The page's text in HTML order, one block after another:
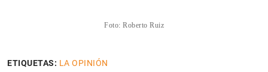
Foto: Roberto Ruiz
ETIQUETAS: LA OPINIÓN